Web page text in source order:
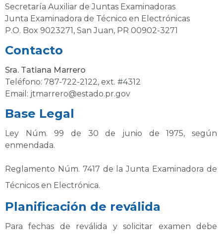
Secretaría Auxiliar de Juntas Examinadoras
Junta Examinadora de Técnico en Electrónicas
P.O. Box 9023271, San Juan, PR 00902-3271
Contacto
Sra. Tatiana Marrero
Teléfono: 787-722-2122, ext. #4312
Email: jtmarrero@estado.pr.gov
Base Legal
Ley Núm. 99 de 30 de junio de 1975, según
enmendada.
Reglamento Núm. 7417 de la Junta Examinadora de
Técnicos en Electrónica.
Planificación de reválida
Para fechas de reválida y solicitar examen debe